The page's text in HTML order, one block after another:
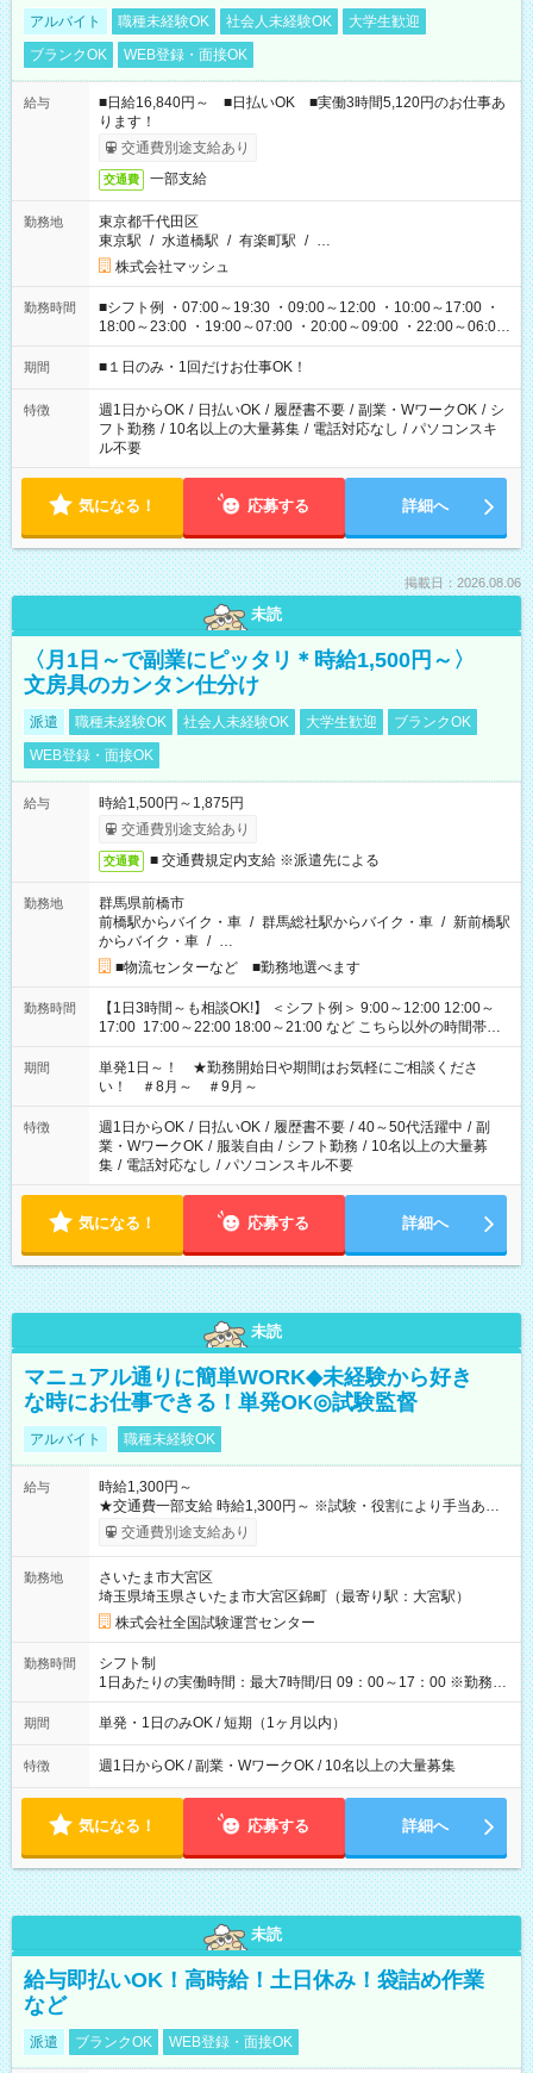
アルバイト 職種未経験OK 社会人未経験OK
大学生歓迎
ブランクOK
WEB登録・面接OK
給与
■日給16,840円～ ■日払いOK ■実働3時間5,120円のお仕事あ
ります！
交通費別途支給あり
交通費 一部支給
勤務地
東京都千代田区
東京駅 / 水道橋駅 / 有楽町駅 / …
株式会社マッシュ
勤務時間
■シフト例 ・07:00～19:30 ・09:00～12:00 ・10:00～17:00 ・
18:00～23:00 ・19:00～07:00 ・20:00～09:00 ・22:00～06:00
etc ★最短で3時間で5,120円のお仕事から 15時間で2万円近く稼
げるお仕事も！ ご希望のお時間に合わせてご紹介！ ※シフトは
ください！
期間 ■１日のみ・1回だけお仕事OK！
特徴 週1日からOK / 日払いOK / 履歴書不要 / 副業・WワークOK / シ
フト勤務 / 10名以上の大量募集 / 電話対応なし / パソコンスキ
ル不要
気になる！ 応募する 詳細へ
掲載日：2026.08.06
未読
〈月1日～で副業にピッタリ＊時給1,500円～〉
文房具のカンタン仕分け
派遣 職種未経験OK 社会人未経験OK 大学生歓迎
ブランクOK
WEB登録・面接OK
給与
時給1,500円～1,875円
交通費別途支給あり
交通費 ■ 交通費規定内支給 ※派遣先による
勤務地
群馬県前橋市
前橋駅からバイク・車 / 群馬総社駅からバイク・車 / 新前橋駅
からバイク・車 / …
■物流センターなど ■勤務地選べます
勤務時間
【1日3時間～も相談OK!】 ＜シフト例＞ 9:00～12:00 12:00～
17:00 17:00～22:00 18:00～21:00 など こちら以外の時間帯も
お気軽にご相談ください！
期間
単発1日～！ ★勤務開始日や期間はお気軽にご相談くださ
い！ ＃8月～ ＃9月～
特徴 週1日からOK / 日払いOK / 履歴書不要 / 40～50代活躍中 / 副
業・WワークOK / 服装自由 / シフト勤務 / 10名以上の大量募
集 / 電話対応なし / パソコンスキル不要
気になる！ 応募する 詳細へ
未読
マニュアル通りに簡単WORK◆未経験から好き
な時にお仕事できる！単発OK◎試験監督
アルバイト 職種未経験OK
給与
時給1,300円～
★交通費一部支給 時給1,300円～ ※試験・役割により手当あり
※勤務回数により昇給あり 【即給（前払い）オプションあ
り！】 希望される場合、勤務から1週間ほどで給与の一部を受け
例】 ・河合塾模擬試験 8:30～17:30（休憩1時間） 時給1,300円
×8時間＝日収10,400円＋交通費 ※当日の役割により時給＋100
円の場合あり ・国家試験 7:00～13:30（休憩なし） 時給1,300
円（役割手当＋100円）×6時間＝日収8,400円＋交通費 【試用期
間】試用期間なし
交通費別途支給あり
勤務地
さいたま市大宮区
埼玉県埼玉県さいたま市大宮区錦町（最寄り駅：大宮駅）
株式会社全国試験運営センター
勤務時間
シフト制
1日あたりの実働時間：最大7時間/日 09：00～17：00 ※勤務時
間は 試験により異なります。
期間 単発・1日のみOK / 短期（1ヶ月以内）
特徴 週1日からOK / 副業・WワークOK / 10名以上の大量募集
気になる！ 応募する 詳細へ
未読
給与即払いOK！高時給！土日休み！袋詰め作業
など
派遣 ブランクOK WEB登録・面接OK